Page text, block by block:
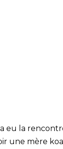
eu la
une mère